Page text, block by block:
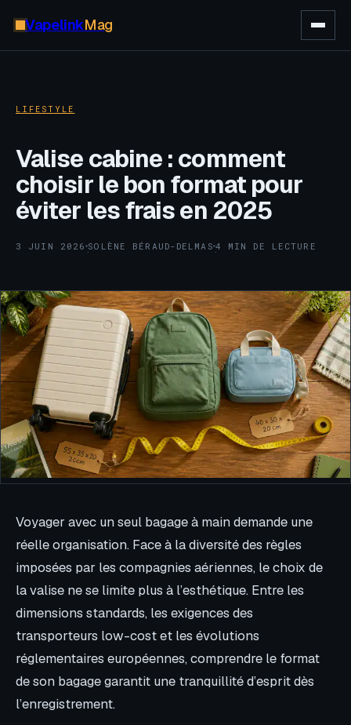
VapelinkMag
LIFESTYLE
Valise cabine : comment
choisir le bon format pour
éviter les frais en 2025
3 JUIN 2026·SOLÈNE BÉRAUD-DELMAS ·
4 MIN DE LECTURE
Voyager avec un seul bagage à main demande une
réelle organisation. Face à la diversité des règles
imposées par les compagnies aériennes, le choix de
la valise ne se limite plus à l’esthétique. Entre les
dimensions standards, les exigences des
transporteurs low-cost et les évolutions
réglementaires européennes, comprendre le format
de son bagage garantit une tranquillité d’esprit dès
l’enregistrement.